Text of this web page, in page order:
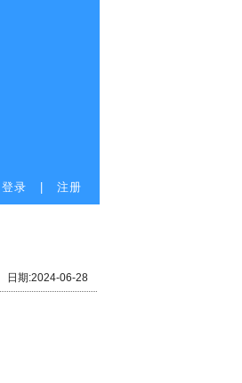
登录 注册
日期:2024-06-28